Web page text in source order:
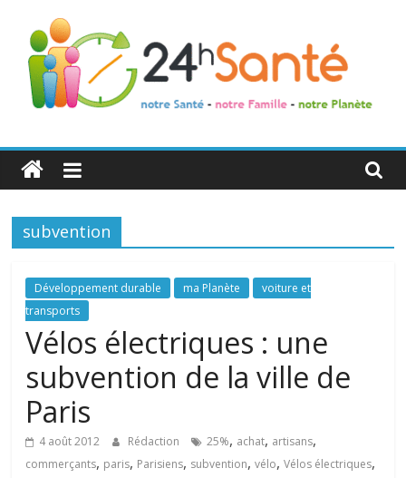
24h
Santé
La
de
toute
famille
subvention
Développement durable ma Planète
voiture et
transports
Vélos électriques : une
subvention de la ville de
Paris
4 août 2012 Rédaction 25%, achat, artisans,
commerçants, paris, Parisiens, subvention,vélo,Vélos électriques,